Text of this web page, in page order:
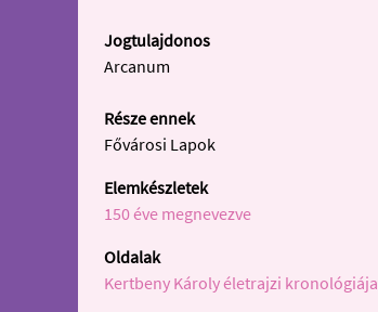
Jogtulajdonos
Arcanum
Része ennek
Fővárosi Lapok
Elemkészletek
150 éve megnevezve
Oldalak
Kertbeny Károly életrajzi kronológiája